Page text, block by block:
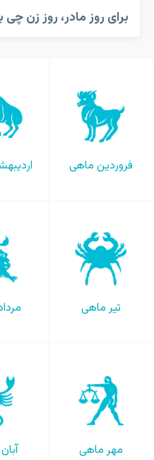
برای روز مادر، روز زن چی
فروردین ماهی
تیر ماهی
مهر ماهی